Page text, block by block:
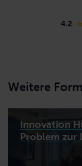
4.2
Weitere
Innovation
Problem zur